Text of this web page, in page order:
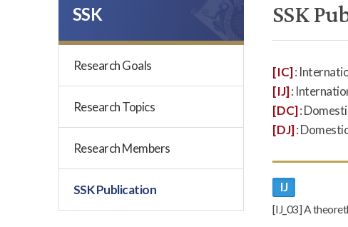
SSK
Research Goals
Research Topics
Research Members
SSK Publication
SSK
[IC]:
[IJ]:
[DC]:
[DJ]:
IJ
[IJ_03] A